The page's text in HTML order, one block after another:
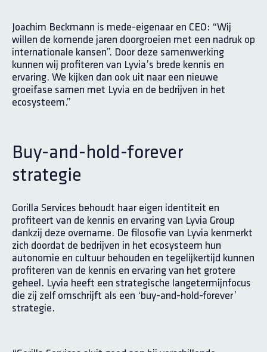
Joachim Beckmann is mede-eigenaar en CEO: “Wij
willen de komende jaren doorgroeien met een nadruk op
internationale kansen”. Door deze samenwerking
kunnen wij profiteren van Lyvia’s brede kennis en
ervaring. We kijken dan ook uit naar een nieuwe
groeifase samen met Lyvia en de bedrijven in het
ecosysteem.”
Buy-and-hold-forever
strategie
Gorilla Services behoudt haar eigen identiteit en
profiteert van de kennis en ervaring van Lyvia Group
dankzij deze overname. De filosofie van Lyvia kenmerkt
zich doordat de bedrijven in het ecosysteem hun
autonomie en cultuur behouden en tegelijkertijd kunnen
profiteren van de kennis en ervaring van het grotere
geheel. Lyvia heeft een strategische langetermijnfocus
die zij zelf omschrijft als een ‘buy-and-hold-forever’
strategie.